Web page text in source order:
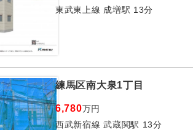
東武東上線 成増駅 13分
練馬区南大泉1丁目
6,780万円
西武新宿線 武蔵関駅 13分